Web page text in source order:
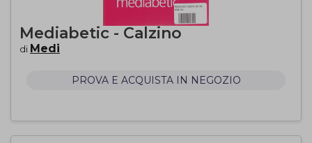
Mediabetic - Calzino
di Medi
PROVA E ACQUISTA IN NEGOZIO